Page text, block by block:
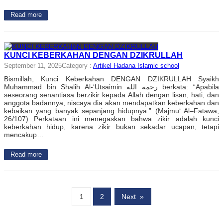
Read more
KUNCI KEBERKAHAN DENGAN DZIKRULLAH
September 11, 2025Category : Artikel Hadana Islamic school
Bismillah, Kunci Keberkahan DENGAN DZIKRULLAH Syaikh
Muhammad bin Shalih Al-‘Utsaimin رحمه الله berkata: “Apabila
seseorang senantiasa berzikir kepada Allah dengan lisan, hati, dan
anggota badannya, niscaya dia akan mendapatkan keberkahan dan
kebaikan yang banyak sepanjang hidupnya.” (Majmu‘ Al–Fatawa,
26/107) Perkataan ini menegaskan bahwa zikir adalah kunci
keberkahan hidup, karena zikir bukan sekadar ucapan, tetapi
mencakup…
Read more
1 2 Next »